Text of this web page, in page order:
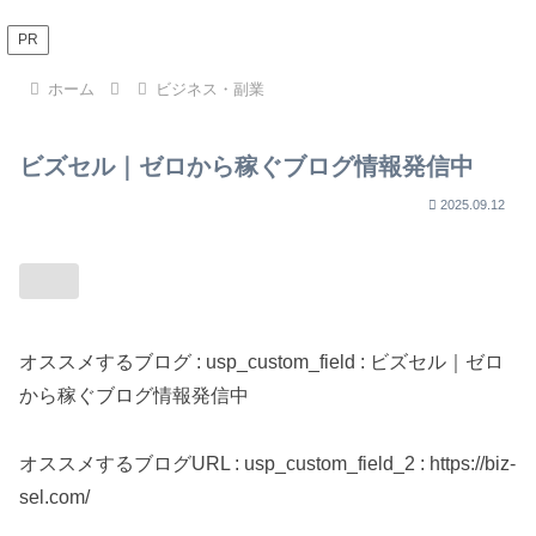
PR
ホーム ビジネス・副業
ビズセル｜ゼロから稼ぐブログ情報発信中
2025.09.12
オススメするブログ : usp_custom_field : ビズセル｜ゼロ
から稼ぐブログ情報発信中
オススメするブログURL : usp_custom_field_2 : https://biz-
sel.com/